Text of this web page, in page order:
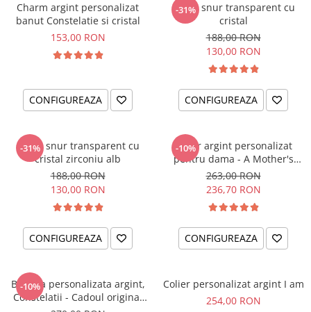
Charm argint personalizat
banut Constelatie si cristal
153,00 RON
CONFIGUREAZA
-31%
Colier snur transparent cu
cristal
188,00 RON
130,00 RON
CONFIGUREAZA
-31%
Colier snur transparent cu
cristal zirconiu alb
188,00 RON
130,00 RON
CONFIGUREAZA
-10%
Colier argint personalizat
pentru dama - A Mother's
Love
263,00 RON
236,70 RON
CONFIGUREAZA
-10%
Bratara personalizata argint,
Constelatii - Cadoul original
Colier personalizat argint I am
254,00 RON